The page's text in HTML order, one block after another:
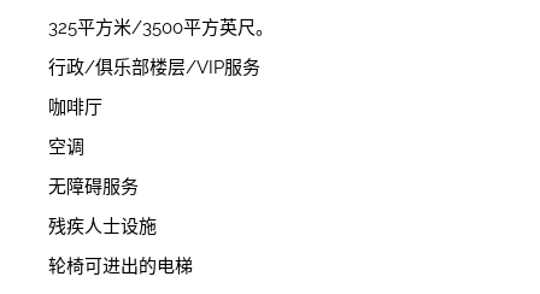
325平方米/3500平方英尺。
行政/俱乐部楼层/VIP服务
咖啡厅
空调
无障碍服务
残疾人士设施
轮椅可进出的电梯